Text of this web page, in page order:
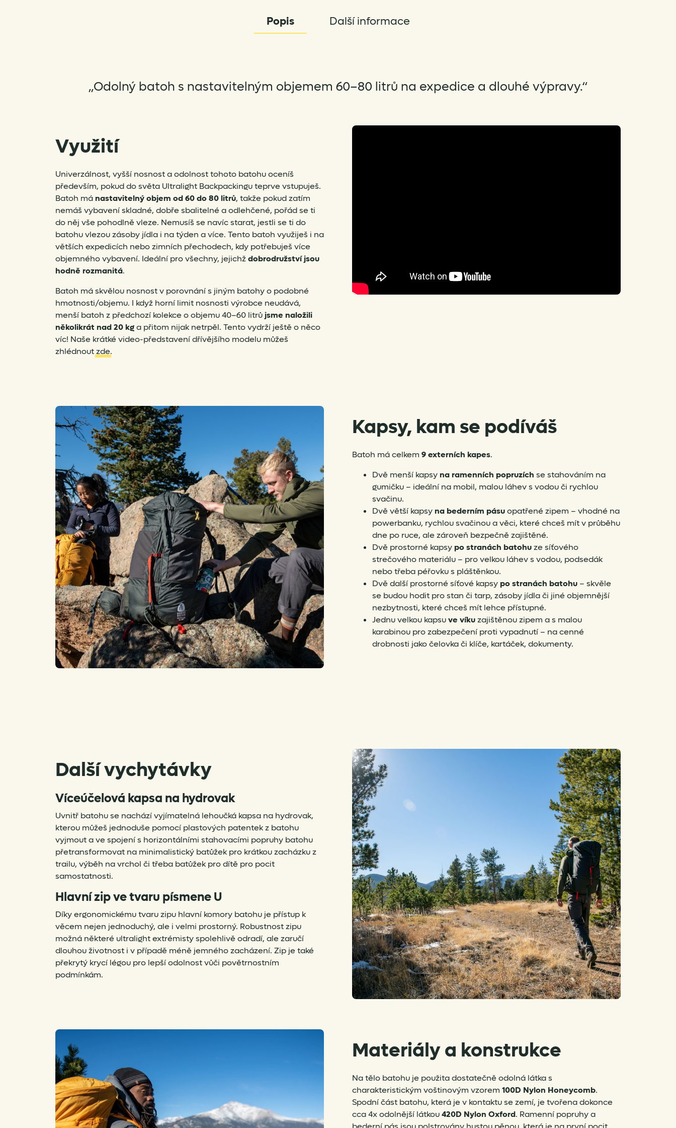
Popis Další informace
„Odolný batoh s nastavitelným objemem 60–80 litrů na expedice a dlouhé výpravy.“
Využití
Univerzálnost, vyšší nosnost a odolnost tohoto batohu oceníš
především, pokud do světa Ultralight Backpackingu teprve vstupuješ.
Batoh má nastavitelný objem od 60 do 80 litrů, takže pokud zatím
nemáš vybavení skladné, dobře sbalitelné a odlehčené, pořád se ti
do něj vše pohodlně vleze. Nemusíš se navíc starat, jestli se ti do
batohu vlezou zásoby jídla i na týden a více. Tento batoh využiješ i na
větších expedicích nebo zimních přechodech, kdy potřebuješ více
objemného vybavení. Ideální pro všechny, jejichždobrodružství jsou
hodně rozmanitá.
Batoh má skvělou nosnost v porovnání s jiným batohy o podobné
hmotnosti/objemu. I když horní limit nosnosti výrobce neudává,
menší batoh z předchozí kolekce o objemu 40–60 litrůjsme naložili
několikrát nad 20 kga přitom nijak netrpěl. Tento vydrží ještě o něco
víc! Naše krátké video-představení dřívějšího modelu můžeš
zhlédnoutzde.
Kapsy, kam se podíváš
Batoh má celkem 9 externích kapes.
Dvě menší kapsy na ramenních popruzích se stahováním na
gumičku – ideální na mobil, malou láhev s vodou či rychlou
svačinu.
Dvě větší kapsy na bederním pásuopatřené zipem – vhodné na
powerbanku, rychlou svačinou a věci, které chceš mít v průběhu
dne po ruce, ale zároveň bezpečně zajištěné.
Dvě prostorné kapsy po stranách batohuze síťového
strečového materiálu – pro velkou láhev s vodou, podsedák
nebo třeba péřovku s pláštěnkou.
Dvě další prostorné síťové kapsy po stranách batohu – skvěle
se budou hodit pro stan či tarp, zásoby jídla či jiné objemnější
nezbytnosti, které chceš mít lehce přístupné.
Jednu velkou kapsuve víkuzajištěnou zipem a s malou
karabinou pro zabezpečení proti vypadnutí – na cenné
drobnosti jako čelovka či klíče, kartáček, dokumenty.
Další vychytávky
Víceúčelová kapsa na hydrovak
Uvnitř batohu se nachází vyjímatelná lehoučká kapsa na hydrovak,
kterou můžeš jednoduše pomocí plastových patentek z batohu
vyjmout a ve spojení s horizontálními stahovacími popruhy batohu
přetransformovat na minimalistický batůžek pro krátkou zacházku z
trailu, výběh na vrchol či třeba batůžek pro dítě pro pocit
samostatnosti.
Hlavní zip ve tvaru písmene U
Díky ergonomickému tvaru zipu hlavní komory batohu je přístup k
věcem nejen jednoduchý, ale i velmi prostorný. Robustnost zipu
možná některé ultralight extrémisty spolehlivě odradí, ale zaručí
dlouhou životnost i v případě méně jemného zacházení. Zip je také
překrytý krycí légou pro lepší odolnost vůči povětrnostním
podmínkám.
Materiály a konstrukce
Na tělo batohu je použita dostatečně odolná látka s
charakteristickým voštinovým vzorem 100D Nylon Honeycomb.
Spodní část batohu, která je v kontaktu se zemí, je tvořena dokonce
cca 4x odolnější látkou420D Nylon Oxford. Ramenní popruhy a